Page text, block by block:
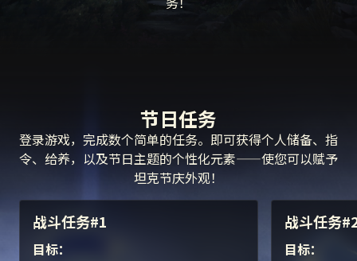
节日任务
登录游戏，完成数个简单的任务。即可获得个人储备、指
令、给养，以及节日主题的个性化元素——使您可以赋予
坦克节庆外观！
战斗任务#1
目标：
战斗任务
目标：